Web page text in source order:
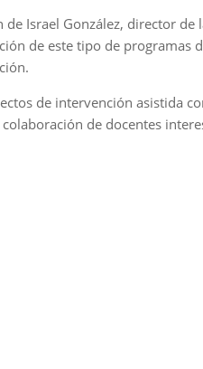
Israel González, director
de este tipo de programas
de intervención asistida
de docentes